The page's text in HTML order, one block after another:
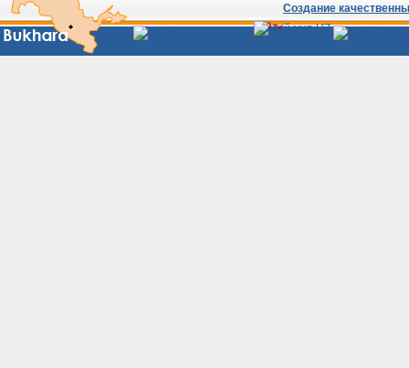
Создание
Сайты
Узбекистана